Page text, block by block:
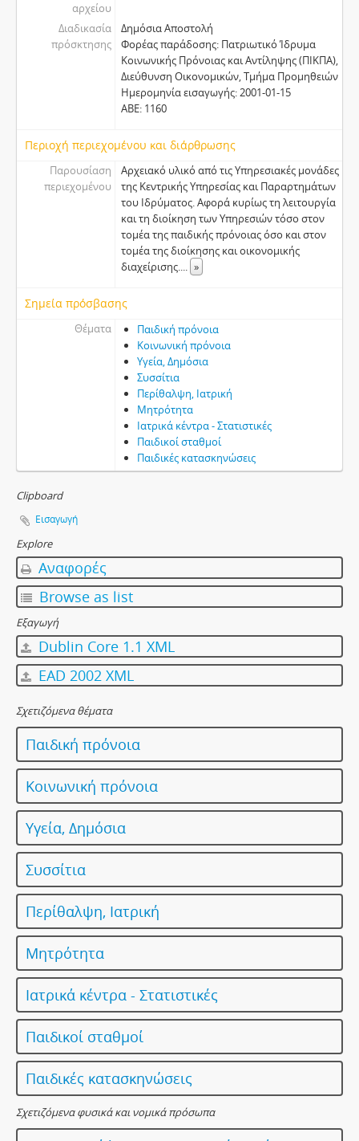
αρχείου
Διαδικασία
πρόσκτησης
Δημόσια Αποστολή
Φορέας παράδοσης: Πατριωτικό Ίδρυμα
Κοινωνικής Πρόνοιας και Αντίληψης (ΠΙΚΠΑ),
Διεύθυνση Οικονομικών, Τμήμα Προμηθειών
Ημερομηνία εισαγωγής: 2001-01-15
ΑΒΕ: 1160
Περιοχή περιεχομένου και διάρθρωσης
Παρουσίαση
περιεχομένου
Αρχειακό υλικό από τις Υπηρεσιακές μονάδες
της Κεντρικής Υπηρεσίας και Παραρτημάτων
του Ιδρύματος. Αφορά κυρίως τη λειτουργία
και τη διοίκηση των Υπηρεσιών τόσο στον
τομέα της παιδικής πρόνοιας όσο και στον
τομέα της διοίκησης και οικονομικής
διαχείρισης.... »
Σημεία πρόσβασης
Θέματα
Παιδική πρόνοια
Κοινωνική πρόνοια
Υγεία, Δημόσια
Συσσίτια
Περίθαλψη, Ιατρική
Μητρότητα
Ιατρικά κέντρα - Στατιστικές
Παιδικοί σταθμοί
Παιδικές κατασκηνώσεις
Clipboard
Εισαγωγή
Explore
Αναφορές
Browse as list
Εξαγωγή
Dublin Core 1.1 XML
EAD 2002 XML
Σχετιζόμενα θέματα
Παιδική πρόνοια
Κοινωνική πρόνοια
Υγεία, Δημόσια
Συσσίτια
Περίθαλψη, Ιατρική
Μητρότητα
Ιατρικά κέντρα - Στατιστικές
Παιδικοί σταθμοί
Παιδικές κατασκηνώσεις
Σχετιζόμενα φυσικά και νομικά πρόσωπα